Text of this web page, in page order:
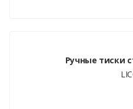
Ручные тиски